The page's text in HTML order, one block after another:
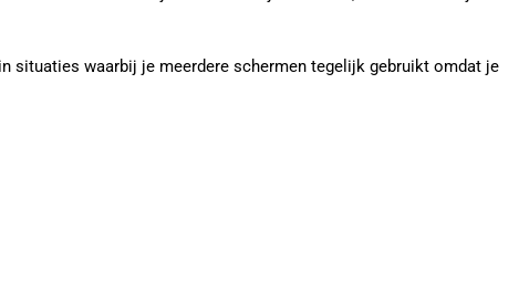
situaties waarbij je meerdere schermen tegelijk gebruikt omdat je